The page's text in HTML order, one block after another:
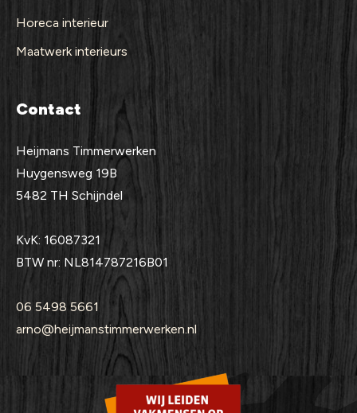
Horeca interieur
Maatwerk interieurs
Contact
Heijmans Timmerwerken
Huygensweg 19B
5482 TH Schijndel
KvK: 16087321
BTW nr: NL814787216B01
06 5498 5661
arno@heijmanstimmerwerken.nl